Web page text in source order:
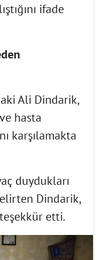
ifade
Ali Dindarik,
hasta
karşılamakta
duydukları
Dindarik,
etti.